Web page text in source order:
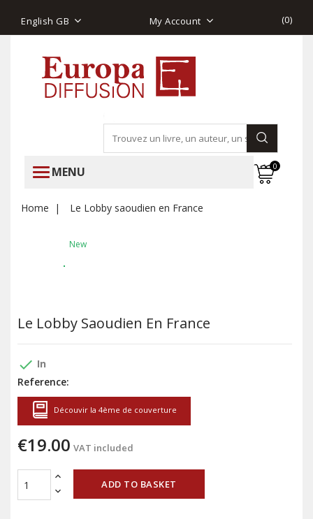
English GB My Account (0)
MENU 0
Home Le Lobby saoudien en France
New
Le Lobby Saoudien En France
done In
Reference:
Découvir la 4ème de couverture
€19.00 VAT included
ADD TO BASKET